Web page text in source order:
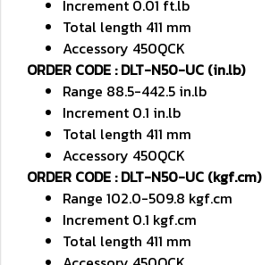
Increment 0.01 ft.lb
Total length 411 mm
Accessory 450QCK
ORDER CODE : DLT-N50-UC (in.lb)
Range 88.5-442.5 in.lb
Increment 0.1 in.lb
Total length 411 mm
Accessory 450QCK
ORDER CODE : DLT-N50-UC (kgf.cm)
Range 102.0-509.8 kgf.cm
Increment 0.1 kgf.cm
Total length 411 mm